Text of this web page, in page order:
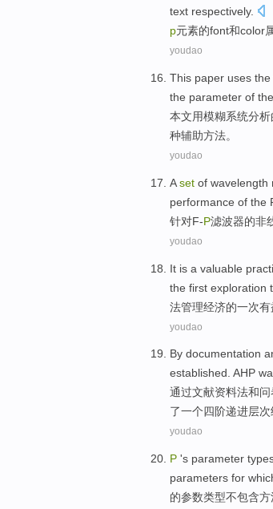
text respectively.
p元素的font和color
youdao
This paper uses the
the parameter of
本文用模糊系统分析
种辅助方法。
youdao
Aset of wavelength
performance of the
针对F-P滤波器的非
youdao
It is a valuable
the first exploration
法管理经济的一次有
youdao
By documentation
established. AHP
通过文献资料法和
了一个四阶递进层次
youdao
P 's parameter
parameters for
的参数类型不包含方